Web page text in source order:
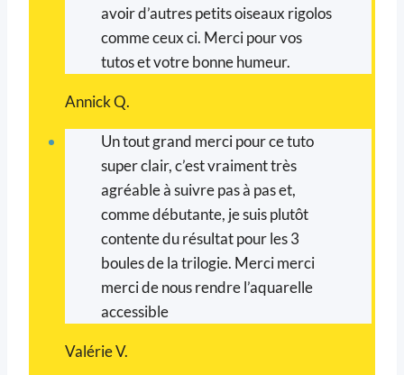
avoir d’autres petits oiseaux rigolos
comme ceux ci. Merci pour vos
tutos et votre bonne humeur.
Annick Q.
Un tout grand merci pour ce tuto
super clair, c’est vraiment très
agréable à suivre pas à pas et,
comme débutante, je suis plutôt
contente du résultat pour les 3
boules de la trilogie. Merci merci
merci de nous rendre l’aquarelle
accessible
Valérie V.